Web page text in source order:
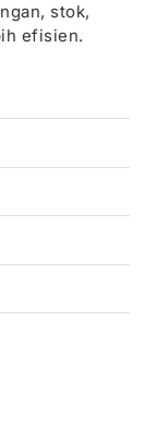
stok,
efisien.